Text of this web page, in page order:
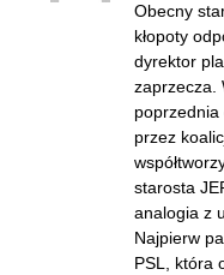
Obecny
kłopoty
dyrektor
zaprzecza.
poprzednia
przez
starosta
analogia z
Najpierw
PSL, która